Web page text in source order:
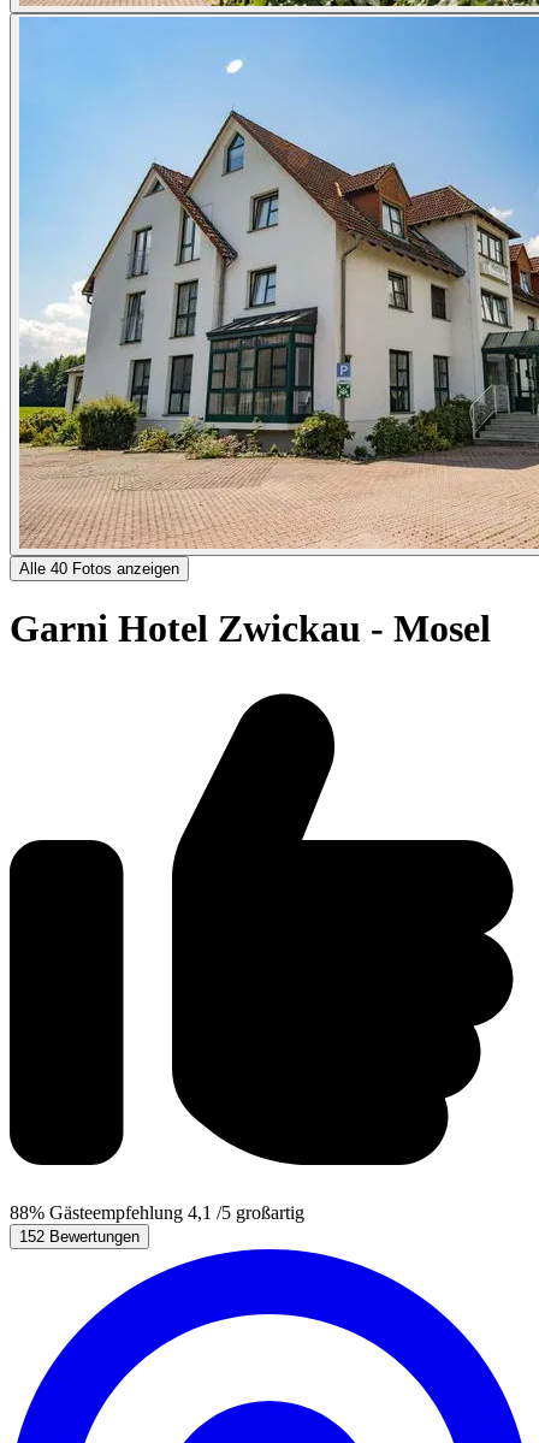
Alle 40 Fotos anzeigen
Garni Hotel Zwickau - Mosel
88% Gästeempfehlung 4,1 /5 großartig
152 Bewertungen